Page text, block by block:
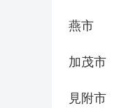
燕市
加茂市
見附市